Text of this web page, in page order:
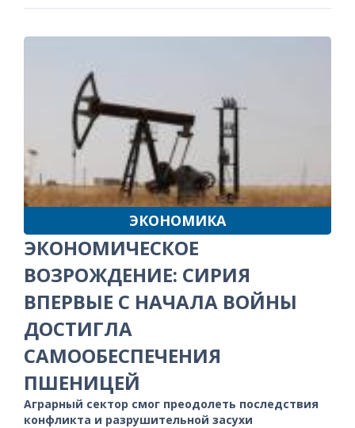
ЭКОНОМИКА
ЭКОНОМИЧЕСКОЕ
ВОЗРОЖДЕНИЕ: СИРИЯ
ВПЕРВЫЕ С НАЧАЛА ВОЙНЫ
ДОСТИГЛА
САМООБЕСПЕЧЕНИЯ
ПШЕНИЦЕЙ
Аграрный сектор смог преодолеть последствия
конфликта и разрушительной засухи